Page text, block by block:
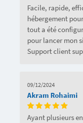
Facile, rapide,
hébergement
tout a été
pour lancer mon
Support client
09/12/2024
Akram Rohaimi
Ayant plusieurs